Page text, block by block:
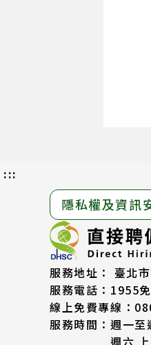
:::
隱私權及資訊
服務地址： 臺北
服務電話： 1955
線上免費專線：
服務時間： 週一至
週六